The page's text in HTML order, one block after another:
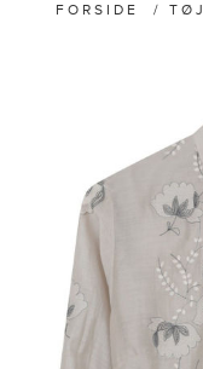
FORSIDE / TØJ